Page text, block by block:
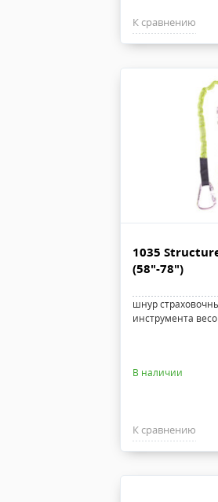
К сравнению
1035
(58"-78")
шнур
инструмента
В наличии
К сравнению